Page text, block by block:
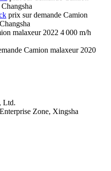
prix sur demande Camion
malaxeur 2022 4 000 m/h
Camion malaxeur 2020
Ltd.
Zone, Xingsha